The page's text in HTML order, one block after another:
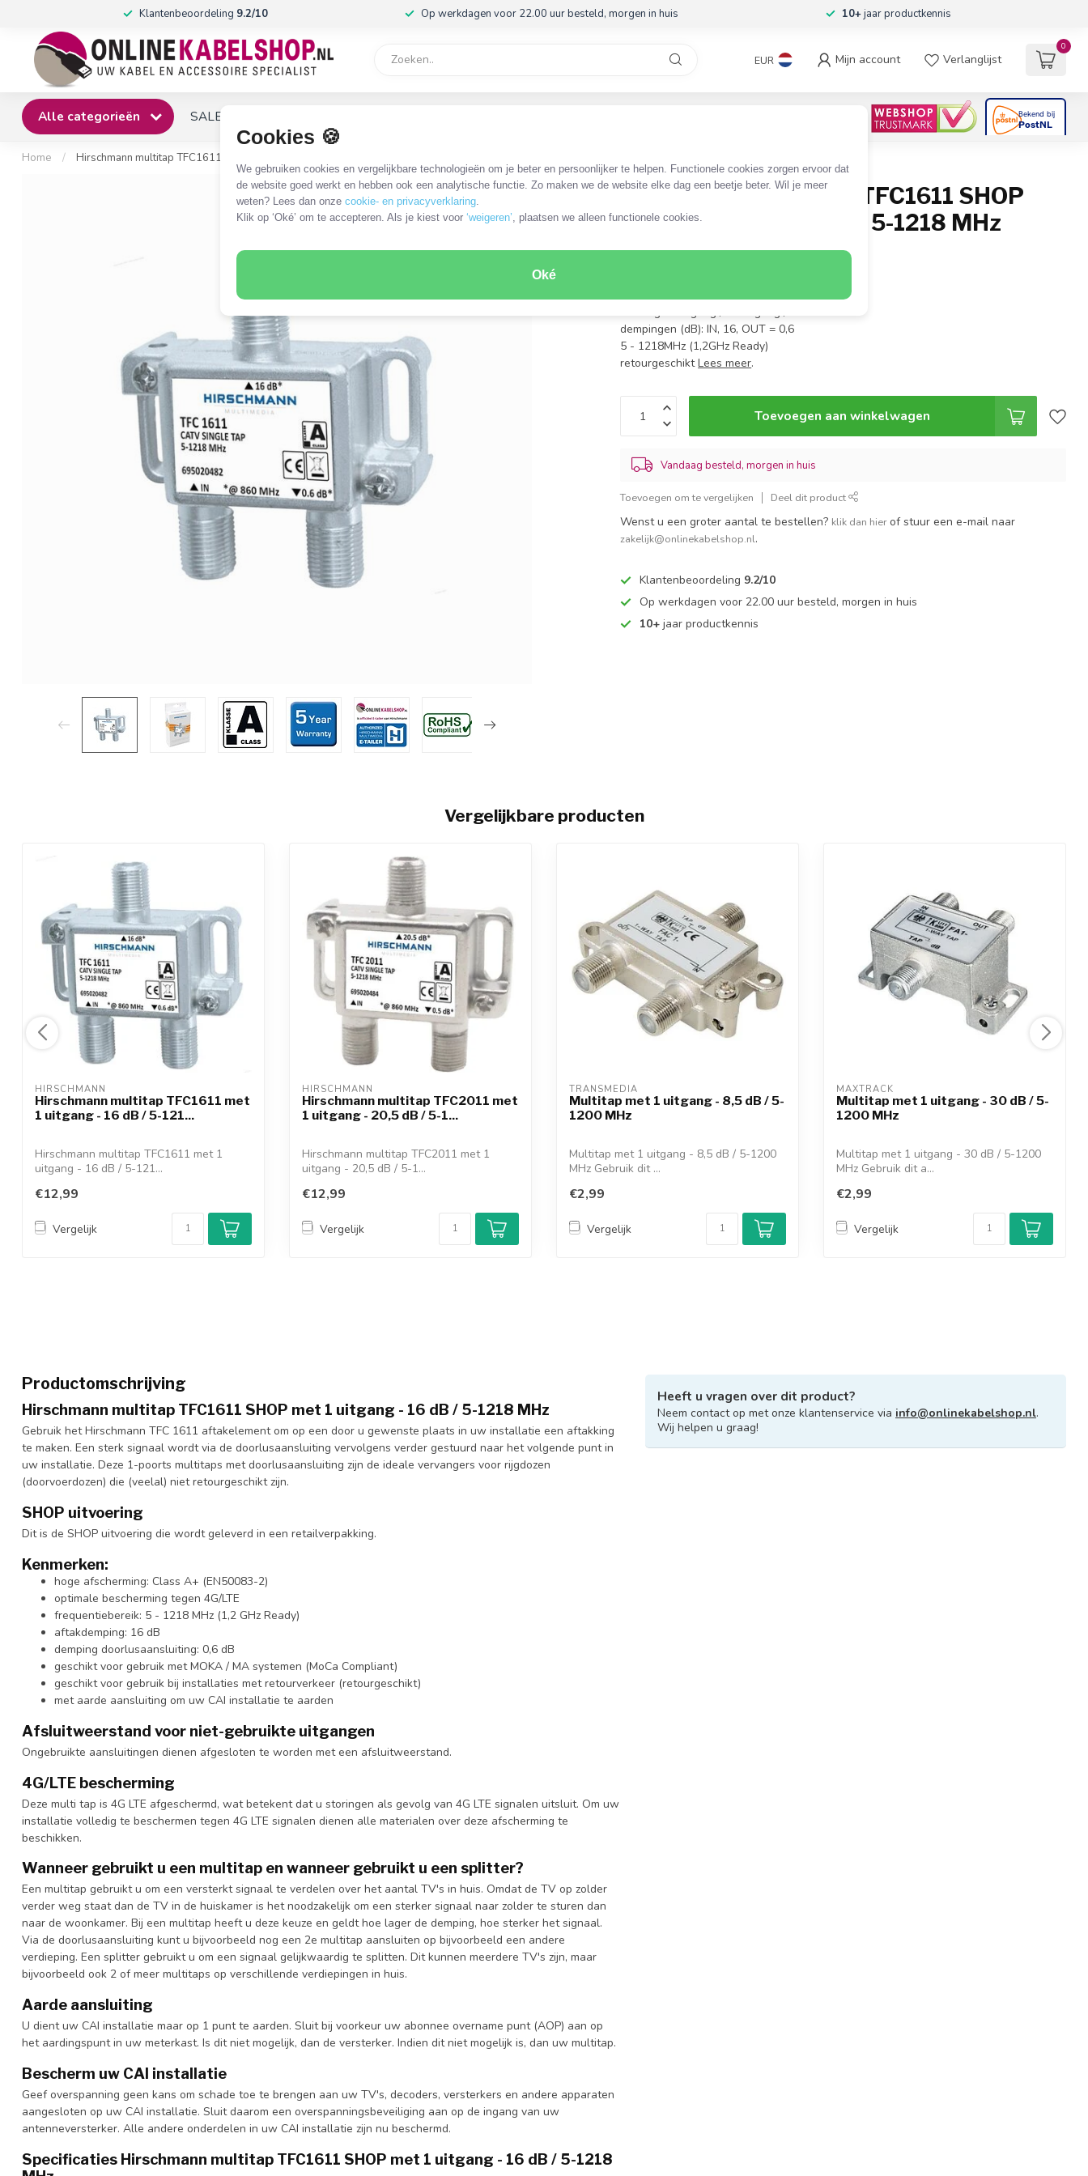
Cookies 🍪
We gebruiken cookies en vergelijkbare technologieën om je beter en persoonlijker te helpen. Functionele cookies zorgen ervoor dat
de website goed werkt en hebben ook een analytische functie. Zo maken we de website elke dag een beetje beter. Wil je meer
weten? Lees dan onze cookie- en privacyverklaring.
Klik op ‘Oké’ om te accepteren. Als je kiest voor ‘weigeren’, plaatsen we alleen functionele cookies.
Oké
Klantenbeoordeling 9.2/10 Op werkdagen voor 22.00 uur besteld, morgen in huis 10+jaar productkennis
EUR Mijn account Verlanglijst
0
Alle categorieën SALE
Home / Hirschmann multitap TFC1611 SHOP met 1 uitgang - 16 dB / 5-1218 MHz
HIR-TFC1611-SHOP
Hirschmann multitap TFC1611 SHOP
met 1 uitgang - 16 dB / 5-1218 MHz
€13,95
indeling: 1x ingang / 1x uitgang / 1x doorlus
dempingen (dB): IN, 16, OUT = 0,6
5 - 1218MHz (1,2GHz Ready)
retourgeschiktLees meer.
Toevoegen aan winkelwagen
Vandaag besteld, morgen in huis
Toevoegen om te vergelijken Deel dit product
Wenst u een groter aantal te bestellen? klik dan hierof stuur een e-mail naar
zakelijk@onlinekabelshop.nl.
Klantenbeoordeling 9.2/10
Op werkdagen voor 22.00 uur besteld, morgen in huis
10+ jaar productkennis
Vergelijkbare producten
HIRSCHMANN
Hirschmann multitap TFC1611 met
1 uitgang - 16 dB / 5-121...
Hirschmann multitap TFC1611 met 1
uitgang - 16 dB / 5-121...
€12,99
Vergelijk
HIRSCHMANN
Hirschmann multitap TFC2011 met
1 uitgang - 20,5 dB / 5-1...
Hirschmann multitap TFC2011 met 1
uitgang - 20,5 dB / 5-1...
€12,99
Vergelijk
TRANSMEDIA
Multitap met 1 uitgang - 8,5 dB / 5-
1200 MHz
Multitap met 1 uitgang - 8,5 dB / 5-1200
MHz Gebruik dit ...
€2,99
Vergelijk
MAXTRACK
Multitap met 1 uitgang - 30 dB / 5-
1200 MHz
Multitap met 1 uitgang - 30 dB / 5-1200
MHz Gebruik dit a...
€2,99
Vergelijk
Productomschrijving
Hirschmann multitap TFC1611 SHOP met 1 uitgang - 16 dB / 5-1218 MHz
Gebruik het Hirschmann TFC 1611 aftakelement om op een door u gewenste plaats in uw installatie een aftakking
te maken. Een sterk signaal wordt via de doorlusaansluiting vervolgens verder gestuurd naar het volgende punt in
uw installatie. Deze 1-poorts multitaps met doorlusaansluiting zijn de ideale vervangers voor rijgdozen
(doorvoerdozen) die (veelal) niet retourgeschikt zijn.
SHOP uitvoering
Dit is de SHOP uitvoering die wordt geleverd in een retailverpakking.
Kenmerken:
hoge afscherming: Class A+ (EN50083-2)
optimale bescherming tegen 4G/LTE
frequentiebereik: 5 - 1218 MHz (1,2 GHz Ready)
aftakdemping: 16 dB
demping doorlusaansluiting: 0,6 dB
geschikt voor gebruik met MOKA / MA systemen (MoCa Compliant)
geschikt voor gebruik bij installaties met retourverkeer (retourgeschikt)
met aarde aansluiting om uw CAI installatie te aarden
Afsluitweerstand voor niet-gebruikte uitgangen
Ongebruikte aansluitingen dienen afgesloten te worden met een afsluitweerstand.
4G/LTE bescherming
Deze multi tap is 4G LTE afgeschermd, wat betekent dat u storingen als gevolg van 4G LTE signalen uitsluit. Om uw
installatie volledig te beschermen tegen 4G LTE signalen dienen alle materialen over deze afscherming te
beschikken.
Wanneer gebruikt u een multitap en wanneer gebruikt u een splitter?
Een multitap gebruikt u om een versterkt signaal te verdelen over het aantal TV's in huis. Omdat de TV op zolder
verder weg staat dan de TV in de huiskamer is het noodzakelijk om een sterker signaal naar zolder te sturen dan
naar de woonkamer. Bij een multitap heeft u deze keuze en geldt hoe lager de demping, hoe sterker het signaal.
Via de doorlusaansluiting kunt u bijvoorbeeld nog een 2e multitap aansluiten op bijvoorbeeld een andere
verdieping. Een splitter gebruikt u om een signaal gelijkwaardig te splitten. Dit kunnen meerdere TV's zijn, maar
bijvoorbeeld ook 2 of meer multitaps op verschillende verdiepingen in huis.
Aarde aansluiting
U dient uw CAI installatie maar op 1 punt te aarden. Sluit bij voorkeur uw abonnee overname punt (AOP) aan op
het aardingspunt in uw meterkast. Is dit niet mogelijk, dan de versterker. Indien dit niet mogelijk is, dan uw multitap.
Bescherm uw CAI installatie
Geef overspanning geen kans om schade toe te brengen aan uw TV's, decoders, versterkers en andere apparaten
aangesloten op uw CAI installatie. Sluit daarom een overspanningsbeveiliging aan op de ingang van uw
antenneversterker. Alle andere onderdelen in uw CAI installatie zijn nu beschermd.
Specificaties Hirschmann multitap TFC1611 SHOP met 1 uitgang - 16 dB / 5-1218
Heeft u vragen over dit product?
Neem contact op met onze klantenservice via info@onlinekabelshop.nl.
Wij helpen u graag!